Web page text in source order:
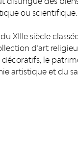
ou scientifique.
XIIIe siècle
d’art
décoratifs, le
artistique et du